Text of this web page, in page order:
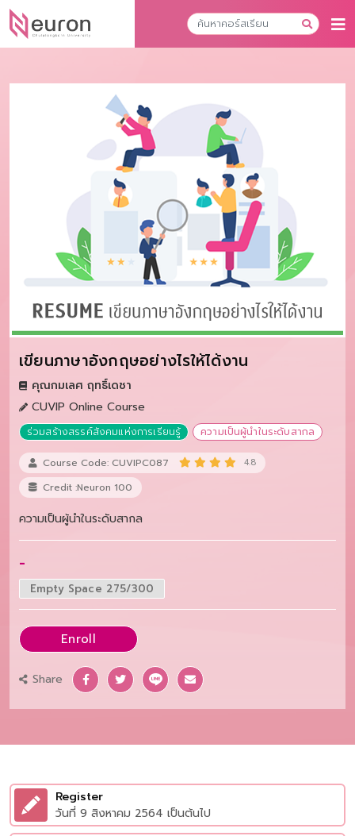
เขียนภาษาอังกฤษอย่างไรให้ได้งาน
คุณกมเลศ ฤทธิ์เดชา
CUVIP Online Course
ร่วมสร้างสรรค์สังคมแห่งการเรียนรู้ ความเป็นผู้นำในระดับสากล
Course Code: CUVIPC087 4.8
Credit :Neuron 100
ความเป็นผู้นำในระดับสากล
-
Empty Space 275/300
Enroll
Share
Register
วันที่ 9 สิงหาคม 2564 เป็นต้นไป